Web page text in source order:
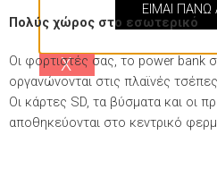
Πολύς χώρος στο εσωτερικό
Οι φορτιστές σας, το power bank
οργανώνονται στις πλαϊνές
Οι κάρτες SD, τα βύσματα και οι
αποθηκεύονται στο κεντρικό
EIMAI ΠΑΝΩ
Χ